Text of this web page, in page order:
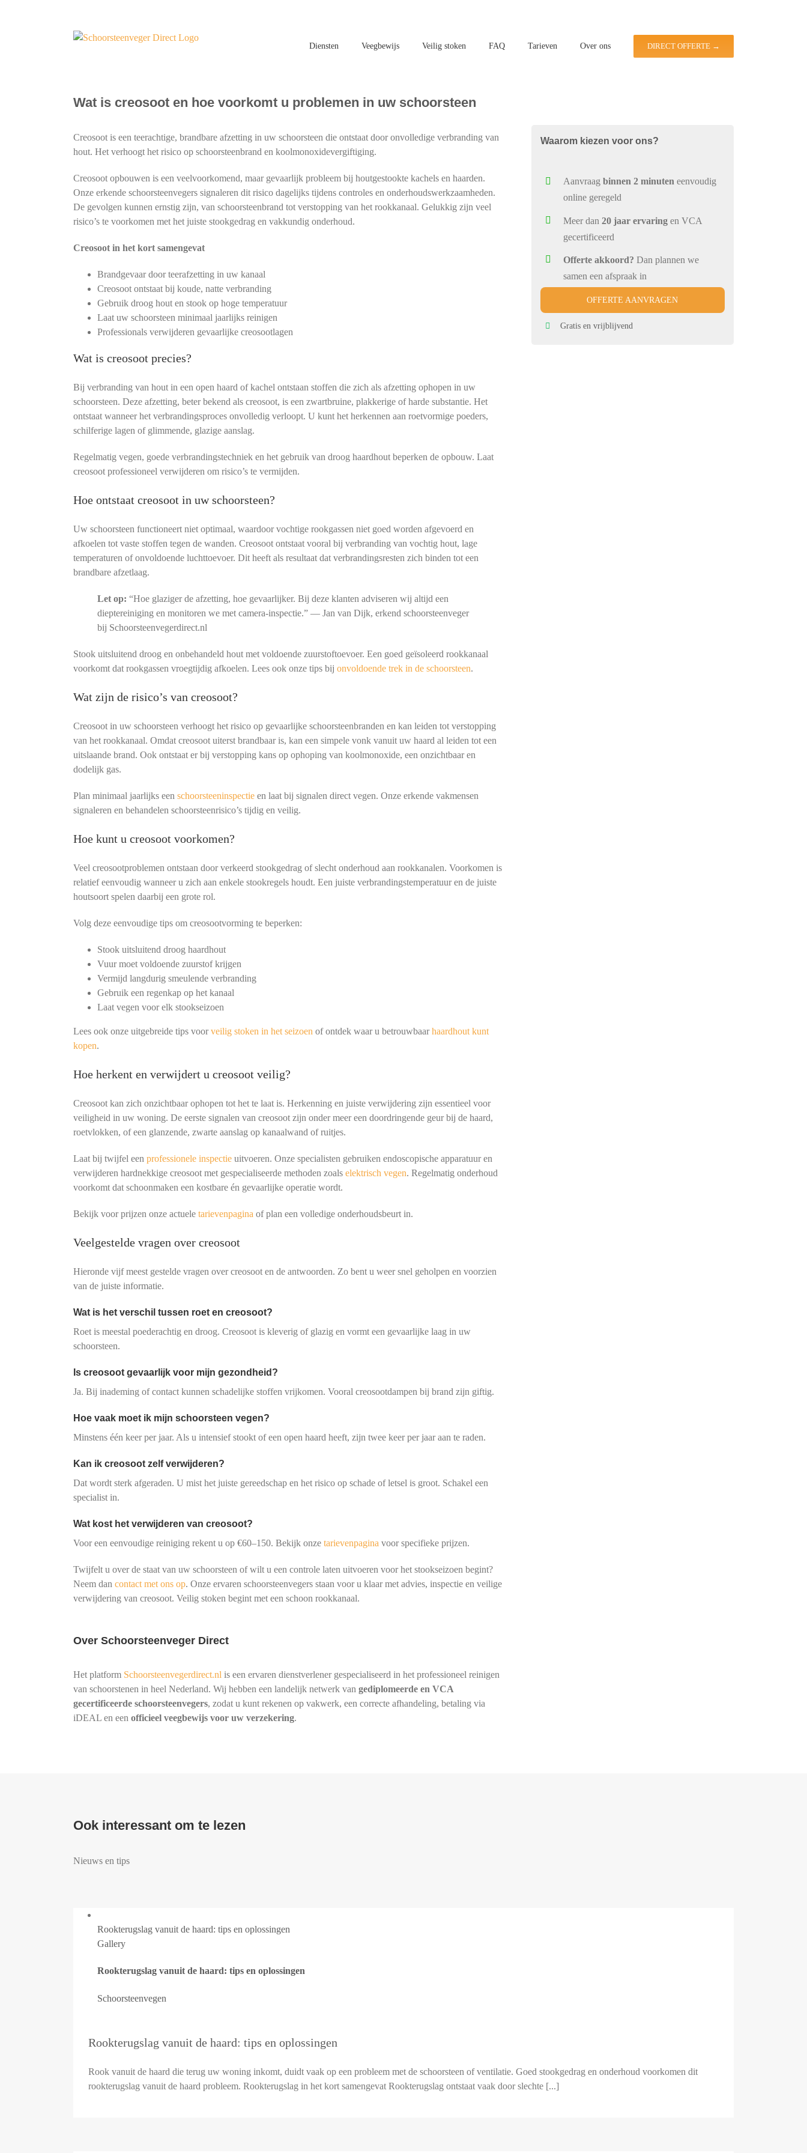
Diensten Veegbewijs Veilig stoken FAQ Tarieven Over ons DIRECT OFFERTE →
Wat is creosoot en hoe voorkomt u problemen in uw schoorsteen
Creosoot is een teerachtige, brandbare afzetting in uw schoorsteen die ontstaat door onvolledige verbranding van
hout. Het verhoogt het risico op schoorsteenbrand en koolmonoxidevergiftiging.
Creosoot opbouwen is een veelvoorkomend, maar gevaarlijk probleem bij houtgestookte kachels en haarden.
Onze erkende schoorsteenvegers signaleren dit risico dagelijks tijdens controles en onderhoudswerkzaamheden.
De gevolgen kunnen ernstig zijn, van schoorsteenbrand tot verstopping van het rookkanaal. Gelukkig zijn veel
risico’s te voorkomen met het juiste stookgedrag en vakkundig onderhoud.
Creosoot in het kort samengevat
Brandgevaar door teerafzetting in uw kanaal
Creosoot ontstaat bij koude, natte verbranding
Gebruik droog hout en stook op hoge temperatuur
Laat uw schoorsteen minimaal jaarlijks reinigen
Professionals verwijderen gevaarlijke creosootlagen
Wat is creosoot precies?
Bij verbranding van hout in een open haard of kachel ontstaan stoffen die zich als afzetting ophopen in uw
schoorsteen. Deze afzetting, beter bekend als creosoot, is een zwartbruine, plakkerige of harde substantie. Het
ontstaat wanneer het verbrandingsproces onvolledig verloopt. U kunt het herkennen aan roetvormige poeders,
schilferige lagen of glimmende, glazige aanslag.
Regelmatig vegen, goede verbrandingstechniek en het gebruik van droog haardhout beperken de opbouw. Laat
creosoot professioneel verwijderen om risico’s te vermijden.
Hoe ontstaat creosoot in uw schoorsteen?
Uw schoorsteen functioneert niet optimaal, waardoor vochtige rookgassen niet goed worden afgevoerd en
afkoelen tot vaste stoffen tegen de wanden. Creosoot ontstaat vooral bij verbranding van vochtig hout, lage
temperaturen of onvoldoende luchttoevoer. Dit heeft als resultaat dat verbrandingsresten zich binden tot een
brandbare afzetlaag.
Let op: “Hoe glaziger de afzetting, hoe gevaarlijker. Bij deze klanten adviseren wij altijd een
dieptereiniging en monitoren we met camera-inspectie.” — Jan van Dijk, erkend schoorsteenveger
bij Schoorsteenvegerdirect.nl
Stook uitsluitend droog en onbehandeld hout met voldoende zuurstoftoevoer. Een goed geïsoleerd rookkanaal
voorkomt dat rookgassen vroegtijdig afkoelen. Lees ook onze tips bij onvoldoende trek in de schoorsteen.
Wat zijn de risico’s van creosoot?
Creosoot in uw schoorsteen verhoogt het risico op gevaarlijke schoorsteenbranden en kan leiden tot verstopping
van het rookkanaal. Omdat creosoot uiterst brandbaar is, kan een simpele vonk vanuit uw haard al leiden tot een
uitslaande brand. Ook ontstaat er bij verstopping kans op ophoping van koolmonoxide, een onzichtbaar en
dodelijk gas.
Plan minimaal jaarlijks een schoorsteeninspectieen laat bij signalen direct vegen. Onze erkende vakmensen
signaleren en behandelen schoorsteenrisico’s tijdig en veilig.
Hoe kunt u creosoot voorkomen?
Veel creosootproblemen ontstaan door verkeerd stookgedrag of slecht onderhoud aan rookkanalen. Voorkomen is
relatief eenvoudig wanneer u zich aan enkele stookregels houdt. Een juiste verbrandingstemperatuur en de juiste
houtsoort spelen daarbij een grote rol.
Volg deze eenvoudige tips om creosootvorming te beperken:
Stook uitsluitend droog haardhout
Vuur moet voldoende zuurstof krijgen
Vermijd langdurig smeulende verbranding
Gebruik een regenkap op het kanaal
Laat vegen voor elk stookseizoen
Lees ook onze uitgebreide tips voorveilig stoken in het seizoen of ontdek waar u betrouwbaarhaardhout kunt
kopen.
Hoe herkent en verwijdert u creosoot veilig?
Creosoot kan zich onzichtbaar ophopen tot het te laat is. Herkenning en juiste verwijdering zijn essentieel voor
veiligheid in uw woning. De eerste signalen van creosoot zijn onder meer een doordringende geur bij de haard,
roetvlokken, of een glanzende, zwarte aanslag op kanaalwand of ruitjes.
Laat bij twijfel een professionele inspectieuitvoeren. Onze specialisten gebruiken endoscopische apparatuur en
verwijderen hardnekkige creosoot met gespecialiseerde methoden zoals elektrisch vegen. Regelmatig onderhoud
voorkomt dat schoonmaken een kostbare én gevaarlijke operatie wordt.
Bekijk voor prijzen onze actuele tarievenpagina of plan een volledige onderhoudsbeurt in.
Veelgestelde vragen over creosoot
Hieronde vijf meest gestelde vragen over creosoot en de antwoorden. Zo bent u weer snel geholpen en voorzien
van de juiste informatie.
Wat is het verschil tussen roet en creosoot?
Roet is meestal poederachtig en droog. Creosoot is kleverig of glazig en vormt een gevaarlijke laag in uw
schoorsteen.
Is creosoot gevaarlijk voor mijn gezondheid?
Ja. Bij inademing of contact kunnen schadelijke stoffen vrijkomen. Vooral creosootdampen bij brand zijn giftig.
Hoe vaak moet ik mijn schoorsteen vegen?
Minstens één keer per jaar. Als u intensief stookt of een open haard heeft, zijn twee keer per jaar aan te raden.
Kan ik creosoot zelf verwijderen?
Dat wordt sterk afgeraden. U mist het juiste gereedschap en het risico op schade of letsel is groot. Schakel een
specialist in.
Wat kost het verwijderen van creosoot?
Voor een eenvoudige reiniging rekent u op €60–150. Bekijk onze tarievenpagina voor specifieke prijzen.
Twijfelt u over de staat van uw schoorsteen of wilt u een controle laten uitvoeren voor het stookseizoen begint?
Neem dan contact met ons op. Onze ervaren schoorsteenvegers staan voor u klaar met advies, inspectie en veilige
verwijdering van creosoot. Veilig stoken begint met een schoon rookkanaal.
Over Schoorsteenveger Direct
Het platform Schoorsteenvegerdirect.nl is een ervaren dienstverlener gespecialiseerd in het professioneel reinigen
van schoorstenen in heel Nederland. Wij hebben een landelijk netwerk van gediplomeerde en VCA
gecertificeerde schoorsteenvegers, zodat u kunt rekenen op vakwerk, een correcte afhandeling, betaling via
iDEAL en een officieel veegbewijs voor uw verzekering.
Waarom kiezen voor ons?
Aanvraag binnen 2 minuten eenvoudig
online geregeld
Meer dan 20 jaar ervaring en VCA
gecertificeerd
Offerte akkoord? Dan plannen we
samen een afspraak in
OFFERTE AANVRAGEN
Gratis en vrijblijvend
Ook interessant om te lezen
Nieuws en tips
Rookterugslag vanuit de haard: tips en oplossingen
Gallery
Rookterugslag vanuit de haard: tips en oplossingen
Schoorsteenvegen
Rookterugslag vanuit de haard: tips en oplossingen
Rook vanuit de haard die terug uw woning inkomt, duidt vaak op een probleem met de schoorsteen of ventilatie. Goed stookgedrag en onderhoud voorkomen dit
rookterugslag vanuit de haard probleem. Rookterugslag in het kort samengevat Rookterugslag ontstaat vaak door slechte [...]